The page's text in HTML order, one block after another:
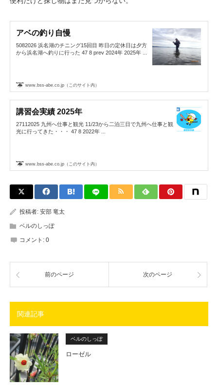
アベの釣り自慢
5082026 浜名湖のチニング15回目 昨日の定休日は夕方
から浜名湖へ釣りに行った 47 8 prev 2024年 2025年 ...
www.bss-abe.co.jp（このサイト内）
講習会実績 2025年
27112025 九州へ仕事と観光 11/23から二泊三日で九州へ仕事と観
光に行ってきた・・・ 47 8 2022年 ...
www.bss-abe.co.jp（このサイト内）
投稿者: 安部 竜太
ベルのしっぽ
コメント: 0
前のページ 次のページ
関連記事
ベルのしっぽ
ローゼル